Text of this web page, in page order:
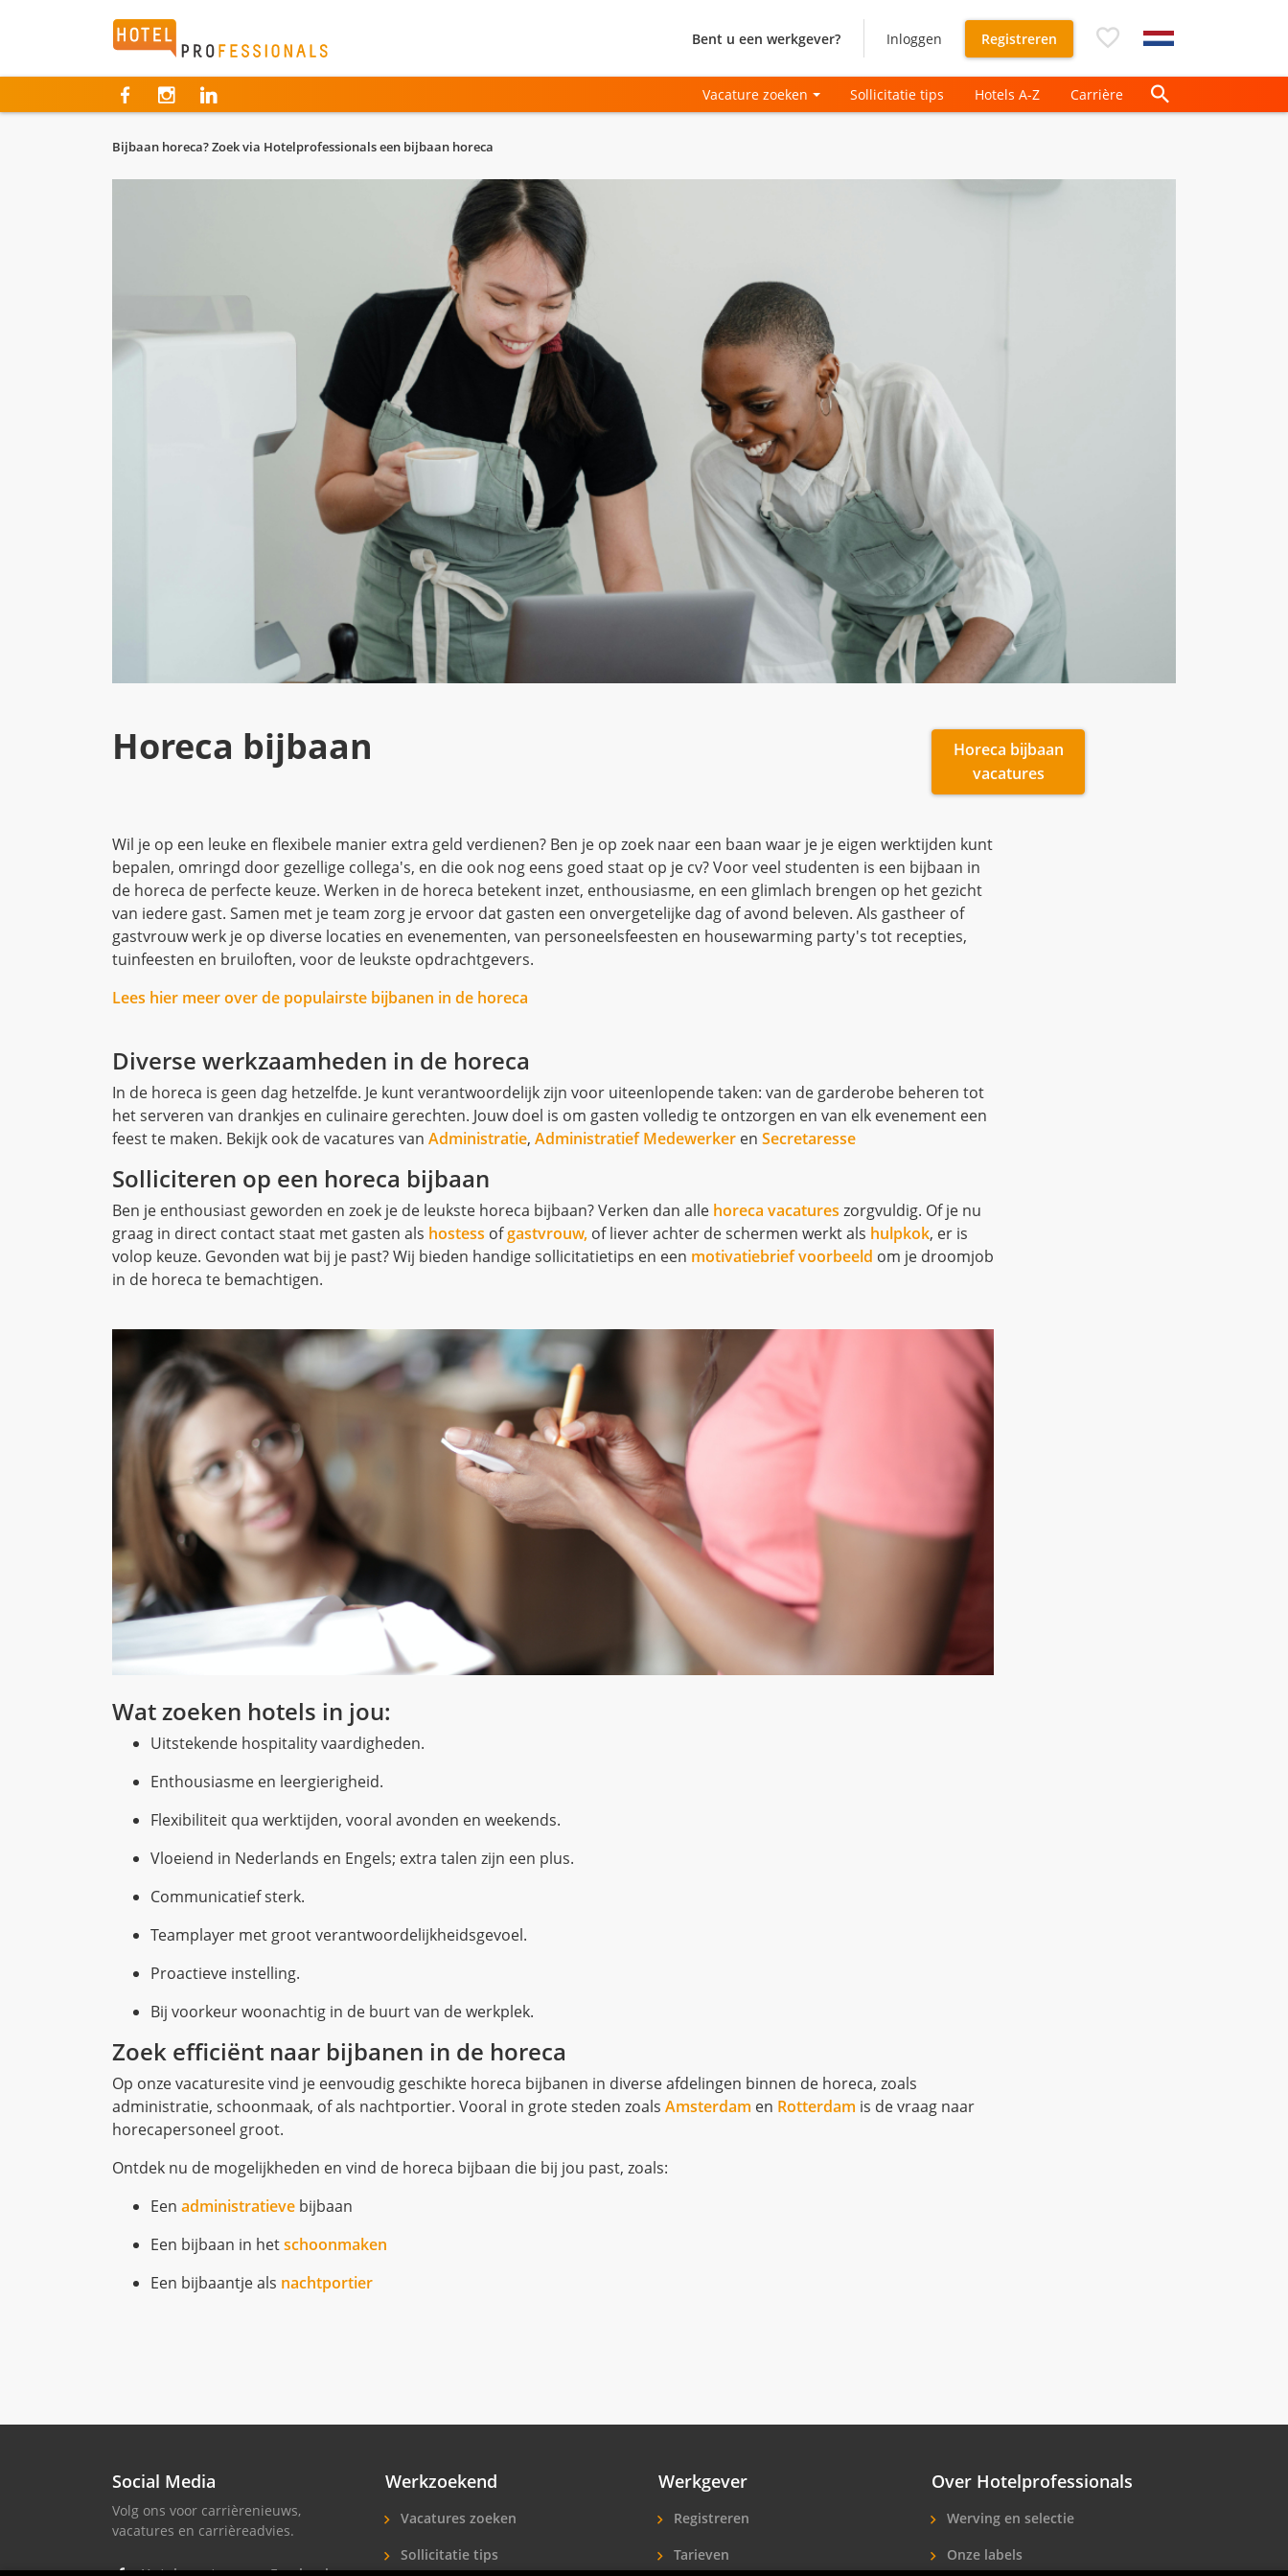
Hotelprofessionals Bent u een werkgever? Inloggen Registreren
Vacature zoeken Sollicitatie tips Hotels A-Z Carrière
Bijbaan horeca? Zoek via Hotelprofessionals een bijbaan horeca
Horeca bijbaan
Horeca bijbaan
vacatures
Wil je op een leuke en flexibele manier extra geld verdienen? Ben je op zoek naar een baan waar je je eigen werktijden kunt
bepalen, omringd door gezellige collega's, en die ook nog eens goed staat op je cv? Voor veel studenten is een bijbaan in
de horeca de perfecte keuze. Werken in de horeca betekent inzet, enthousiasme, en een glimlach brengen op het gezicht
van iedere gast. Samen met je team zorg je ervoor dat gasten een onvergetelijke dag of avond beleven. Als gastheer of
gastvrouw werk je op diverse locaties en evenementen, van personeelsfeesten en housewarming party's tot recepties,
tuinfeesten en bruiloften, voor de leukste opdrachtgevers.
Lees hier meer over de populairste bijbanen in de horeca
Diverse werkzaamheden in de horeca
In de horeca is geen dag hetzelfde. Je kunt verantwoordelijk zijn voor uiteenlopende taken: van de garderobe beheren tot
het serveren van drankjes en culinaire gerechten. Jouw doel is om gasten volledig te ontzorgen en van elk evenement een
feest te maken. Bekijk ook de vacatures van Administratie, Administratief Medewerker en Secretaresse
Solliciteren op een horeca bijbaan
Ben je enthousiast geworden en zoek je de leukste horeca bijbaan? Verken dan alle horeca vacatures zorgvuldig. Of je nu
graag in direct contact staat met gasten als hostess ofgastvrouw, of liever achter de schermen werkt als hulpkok, er is
volop keuze. Gevonden wat bij je past? Wij bieden handige sollicitatietips en een motivatiebrief voorbeeld om je droomjob
in de horeca te bemachtigen.
Wat zoeken hotels in jou:
Uitstekende hospitality vaardigheden.
Enthousiasme en leergierigheid.
Flexibiliteit qua werktijden, vooral avonden en weekends.
Vloeiend in Nederlands en Engels; extra talen zijn een plus.
Communicatief sterk.
Teamplayer met groot verantwoordelijkheidsgevoel.
Proactieve instelling.
Bij voorkeur woonachtig in de buurt van de werkplek.
Zoek efficiënt naar bijbanen in de horeca
Op onze vacaturesite vind je eenvoudig geschikte horeca bijbanen in diverse afdelingen binnen de horeca, zoals
administratie, schoonmaak, of als nachtportier. Vooral in grote steden zoals Amsterdam en Rotterdam is de vraag naar
horecapersoneel groot.
Ontdek nu de mogelijkheden en vind de horeca bijbaan die bij jou past, zoals:
Een administratieve bijbaan
Een bijbaan in hetschoonmaken
Een bijbaantje als nachtportier
Social Media
Volg ons voor carrièrenieuws,
vacatures en carrièreadvies.
Werkzoekend
Vacatures zoeken
Sollicitatie tips
Werkgever
Registreren
Tarieven
Over Hotelprofessionals
Werving en selectie
Onze labels